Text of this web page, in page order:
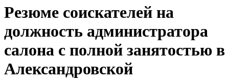
Резюме соискателей на
должность администратора
салона с полной занятостью в
Александровской